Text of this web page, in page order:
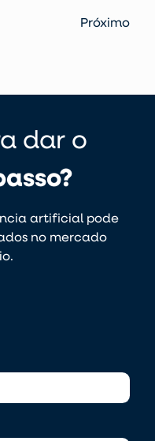
Próximo
dar o
artificial pode
no mercado